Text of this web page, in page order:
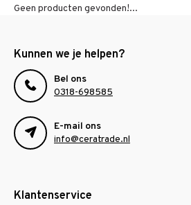
Geen producten gevonden!...
Kunnen we je helpen?
Bel ons
0318-698585
E-mail ons
info@ceratrade.nl
Klantenservice